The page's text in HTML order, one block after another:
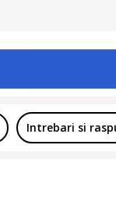
Intrebari si